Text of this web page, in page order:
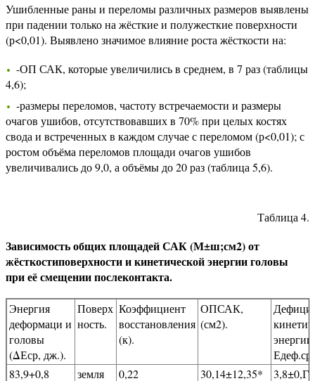
Ушибленные раны и переломы различных размеров выявлены
при падении только на жёсткие и полужесткие поверхности
(р<0,01). Выявлено значимое влияние роста жёсткости на:
-ОП САК, которые увеличились в среднем, в 7 раз (таблицы
4,6);
-размеры переломов, частоту встречаемости и размеры
очагов ушибов, отсутствовавших в 70% при целых костях
свода и встреченных в каждом случае с переломом (р<0,01); с
ростом объёма переломов площади очагов ушибов
увеличивались до 9,0, а объёмы до 20 раз (таблица 5,6).
Таблица 4.
Зависимость общих площадей САК (М±ш;см2) от
жёсткостиповерхности и кинетической энергии головы
при её смещении послеконтакта.
Энергия
деформаци и
головы
(ΔЕср, дж.).
Поверх
ность.
Коэффициент
восстановления
(к).
ОПСАК,
(см2).
энергии
83,9+0,8
земля 0,22 30,14±12,35* 3,8±0,Г